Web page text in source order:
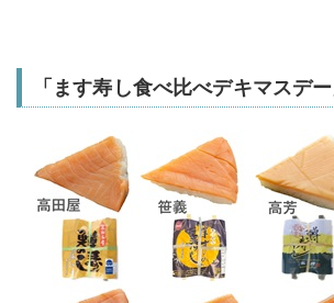
「ます寿し食べ比べデキマスデ